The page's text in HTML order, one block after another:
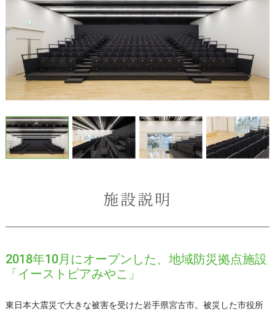
施設説明
2018年10月にオープンした、地域防災拠点施設
「イーストピアみやこ」
東日本大震災で大きな被害を受けた岩手県宮古市。被災した市役所